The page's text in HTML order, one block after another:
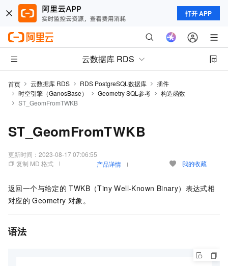
打开 APP
云数据库 RDS
首页 云数据库 RDS RDS PostgreSQL数据库
插件
时空引擎（GanosBase）
Geometry SQL参考
构造函数
ST_GeomFromTWKB
ST_GeomFromTWKB
更新时间： 2023-08-17 07:06:55
复制 MD 格式
产品详情 我的收藏
返回一个与给定的 TWKB（Tiny Well-Known Binary）表达式相
对应的 Geometry 对象。
语法